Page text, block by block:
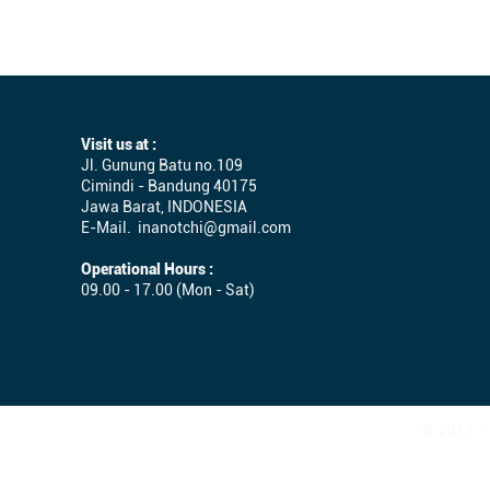
Visit us at :
Jl. Gunung Batu no.109
Cimindi - Bandung 40175
Jawa Barat, INDONESIA
E-Mail. inanotchi@gmail.com
Operational Hours :
09.00 - 17.00 (Mon - Sat)